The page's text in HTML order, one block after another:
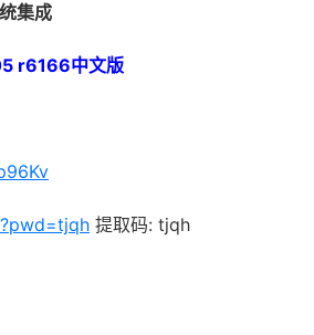
集成
r6166中文版
提取码: tjqh